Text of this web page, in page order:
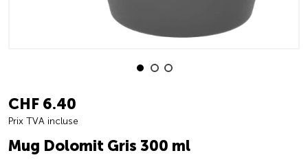
CHF 6.40
Prix TVA incluse
Mug Dolomit Gris 300 ml